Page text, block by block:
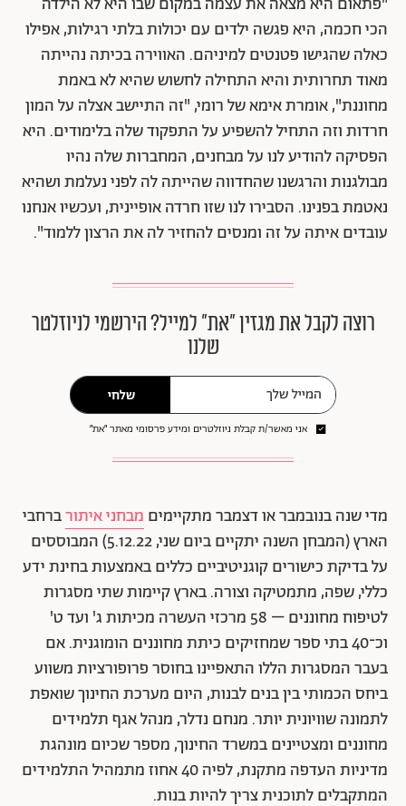
הכי חכמה, היא פגשה ילדים עם יכולות בלתי רגילות, אפילו
כאלה שהגישו פטנטים למיניהם. האווירה בכיתה נהייתה
מאוד תחרותית והיא התחילה לחשוש שהיא לא באמת
מחוננת", אומרת אימא של רומי, "זה התיישב אצלה על המון
חרדות וזה התחיל להשפיע על התפקוד שלה בלימודים. היא
הפסיקה להודיע לנו על מבחנים, המחברות שלה נהיו
מבולגנות והרגשנו שהחדווה שהייתה לה לפני נעלמת ושהיא
נאטמת בפנינו. הסבירו לנו שזו חרדה אופיינית, ועכשיו אנחנו
עובדים איתה על זה ומנסים להחזיר לה את הרצון ללמוד".
רוצה לקבל את מגזין ״את״ למייל? הירשמי לניוזלטר
שלנו
שלחי
אני מאשר/ת קבלת ניוזלטרים ומידע פרסומי מאתר ״את״
מדי שנה בנובמבר או דצמבר מתקיימים מבחני איתורברחבי
הארץ (המבחן השנה יתקיים ביום שני, 5.12.22) המבוססים
על בדיקת כישורים קוגניטיביים כללים באמצעות בחינת ידע
כללי, שפה, מתמטיקה וצורה. בארץ קיימות שתי מסגרות
לטיפוח מחוננים – 58 מרכזי העשרה מכיתות ג' ועד ט'
וכ־40 בתי ספר שמחזיקים כיתת מחוננים הומוגנית. אם
בעבר המסגרות הללו התאפיינו בחוסר פרופורציות משווע
ביחס הכמותי בין בנים לבנות, היום מערכת החינוך שואפת
לתמונה שוויונית יותר. מנחם נדלר, מנהל אגף תלמידים
מחוננים ומצטיינים במשרד החינוך, מספר שכיום מונהגת
מדיניות העדפה מתקנת, לפיה 40 אחוז מתמהיל התלמידים
המתקבלים לתוכנית צריך להיות בנות.